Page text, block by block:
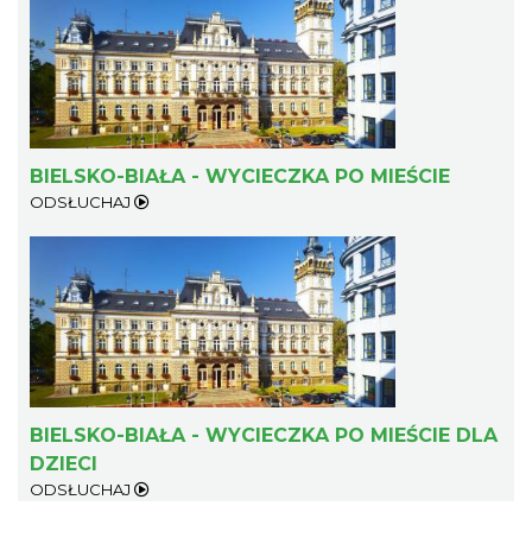
BIELSKO-BIAŁA - WYCIECZKA PO MIEŚCIE
ODSŁUCHAJ
BIELSKO-BIAŁA - WYCIECZKA PO MIEŚCIE DLA
DZIECI
ODSŁUCHAJ